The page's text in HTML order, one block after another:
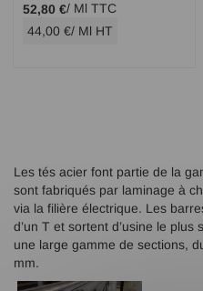
52,80 €/ Ml TTC
44,00 €/ Ml HT
Les tés acier font partie de la
sont fabriqués par laminage à
via la filière électrique. Les
d’un T et sortent d’usine le
une large gamme de sections,
mm.